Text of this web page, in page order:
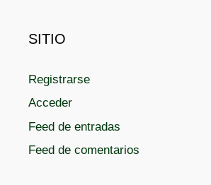
SITIO
Registrarse
Acceder
Feed de entradas
Feed de comentarios